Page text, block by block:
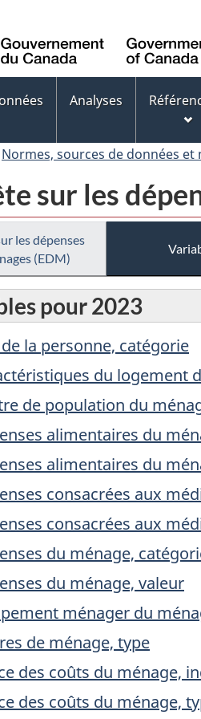
Analyses
Normes, sources de données et
sur les
les dépenses
(EDM)
pour 2023
la personne, catégorie
du logement
de population du
alimentaires du
alimentaires du
consacrées aux
consacrées aux
du ménage,
du ménage, valeur
ménager du
de ménage, type
des coûts du ménage,
des coûts du ménage,